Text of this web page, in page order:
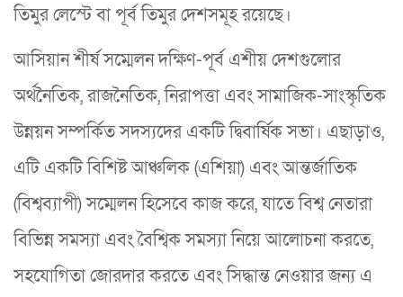
তিমুর লেস্টে বা পূর্ব তিমুর দেশসমূহ রয়েছে।
আসিয়ান শীর্ষ সম্মেলন দক্ষিণ-পূর্ব এশীয় দেশগুলোর
অর্থনৈতিক, রাজনৈতিক, নিরাপত্তা এবং সামাজিক-সাংস্কৃতিক
উন্নয়ন সম্পর্কিত সদস্যদের একটি দ্বিবার্ষিক সভা। এছাড়াও,
এটি একটি বিশিষ্ট আঞ্চলিক (এশিয়া) এবং আন্তর্জাতিক
(বিশ্বব্যাপী) সম্মেলন হিসেবে কাজ করে, যাতে বিশ্ব নেতারা
বিভিন্ন সমস্যা এবং বৈশ্বিক সমস্যা নিয়ে আলোচনা করতে,
সহযোগিতা জোরদার করতে এবং সিদ্ধান্ত নেওয়ার জন্য এ